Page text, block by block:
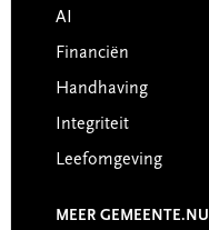
AI
Financiën
Handhaving
Integriteit
Leefomgeving
MEER GEMEENTE.NU